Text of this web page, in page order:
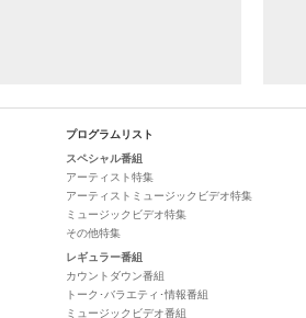
プログラムリスト
スペシャル番組
アーティスト特集
アーティストミュージックビデオ特集
ミュージックビデオ特集
その他特集
レギュラー番組
カウントダウン番組
トーク･バラエティ･情報番組
ミュージックビデオ番組